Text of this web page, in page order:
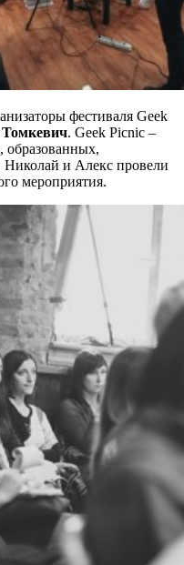
фестиваля Geek
. Geek Picnic –
образованных,
Николай и Алекс провели
мероприятия.